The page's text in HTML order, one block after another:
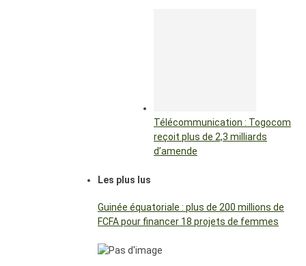
Télécommunication : Togocom
reçoit plus de 2,3 milliards
d’amende
Les plus lus
Guinée équatoriale : plus de 200 millions de
FCFA pour financer 18 projets de femmes